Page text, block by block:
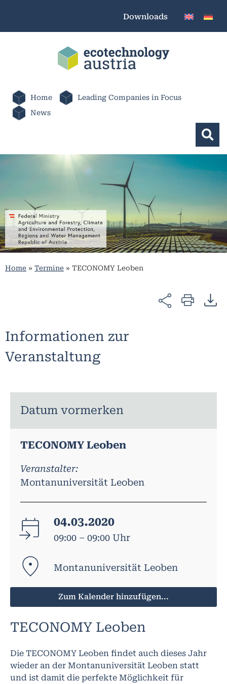
Downloads
Home
Leading Companies in Focus
News
Home » Termine » TECONOMY Leoben
Informationen zur
Veranstaltung
Datum vormerken
TECONOMY Leoben
Veranstalter:
Montanuniversität Leoben
04.03.2020
09:00 – 09:00 Uhr
Montanuniversität Leoben
Zum Kalender hinzufügen...
TECONOMY Leoben
Die TECONOMY Leoben findet auch dieses Jahr
wieder an der Montanuniversität Leoben statt
und ist damit die perfekte Möglichkeit für